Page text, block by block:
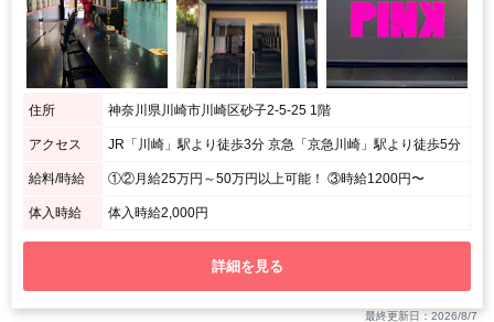
住所 神奈川県川崎市川崎区砂子2-5-25 1階
アクセス JR「川崎」駅より徒歩3分 京急「京急川崎」駅より徒歩5分
給料/時給 ①②月給25万円～50万円以上可能！ ③時給1200円〜
体入時給 体入時給2,000円
詳細を見る
最終更新日：2026/8/7